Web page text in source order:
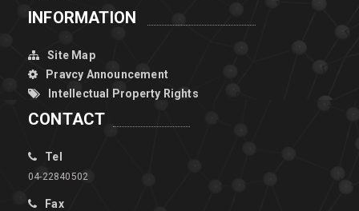
INFORMATION
Site Map
Pravcy Announcement
Intellectual Property Rights
CONTACT
Tel
04-22840502
Fax